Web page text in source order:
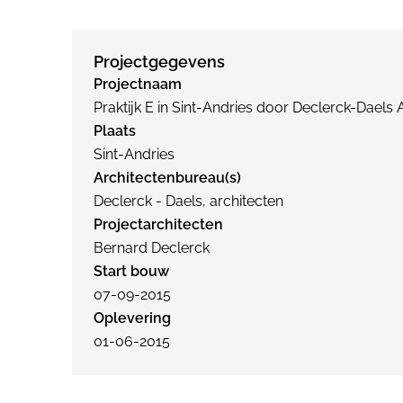
Projectgegevens
Projectnaam
Praktijk E in Sint-Andries door Declerck-Daels
Plaats
Sint-Andries
Architectenbureau(s)
Declerck - Daels, architecten
Projectarchitecten
Bernard Declerck
Start bouw
07-09-2015
Oplevering
01-06-2015